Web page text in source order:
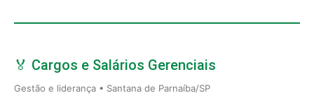
🏅 Cargos e Salários Gerenciais
Gestão e liderança • Santana de Parnaíba/SP